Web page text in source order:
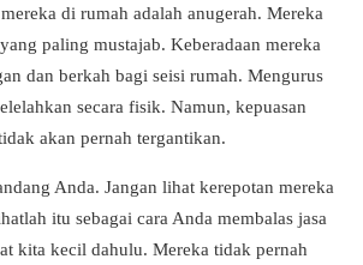
di rumah adalah anugerah. Mereka
paling mustajab. Keberadaan mereka
dan berkah bagi seisi rumah. Mengurus
secara fisik. Namun, kepuasan
akan pernah tergantikan.
Anda. Jangan lihat kerepotan mereka
itu sebagai cara Anda membalas jasa
kita kecil dahulu. Mereka tidak pernah